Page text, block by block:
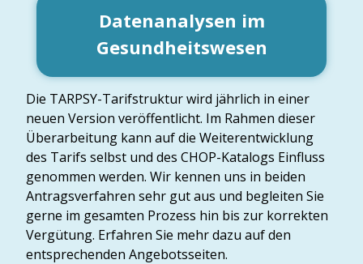
Datenanalysen im
Gesundheitswesen
Die TARPSY-Tarifstruktur wird jährlich in einer
neuen Version veröffentlicht. Im Rahmen dieser
Überarbeitung kann auf die Weiterentwicklung
des Tarifs selbst und des CHOP-Katalogs Einfluss
genommen werden. Wir kennen uns in beiden
Antragsverfahren sehr gut aus und begleiten Sie
gerne im gesamten Prozess hin bis zur korrekten
Vergütung. Erfahren Sie mehr dazu auf den
entsprechenden Angebotsseiten.